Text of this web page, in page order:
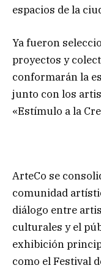
espacios de la
Ya fueron
proyectos y
conformarán la
junto con los
«Estímulo a la
ArteCo se
comunidad
diálogo entre
culturales y el
exhibición
como el Festival